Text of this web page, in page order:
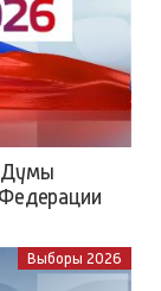
Думы
Выборы 2026